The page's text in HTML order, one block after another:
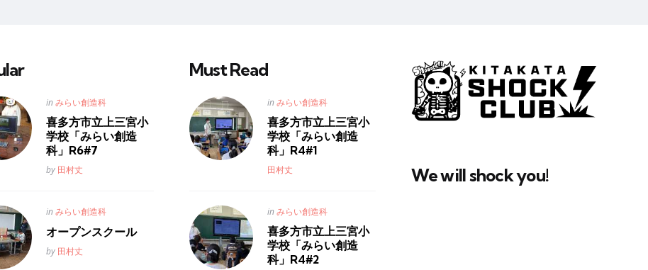
Posted
in
in みらい創造科
喜多方市立上三宮小
学校「みらい創造
科」R6#7
Posted
by 田村丈
Posted
in みらい創造科
オープンスクール
Posted
by 田村丈
Must Read
Posted
in
in みらい創造科
喜多方市立上三宮小
学校「みらい創造
科」R4#1
Posted
田村丈
Posted
in
in みらい創造科
喜多方市立上三宮小
学校「みらい創造
科」R4#2
We will shock you!